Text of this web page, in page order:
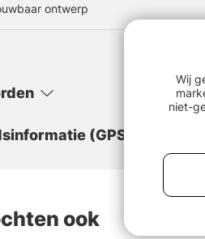
ontwerp
(GPSR)
ook
Wij
niet-